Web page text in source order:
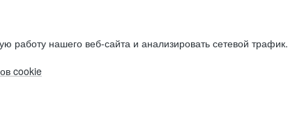
нашего веб-сайта и анализировать сетевой трафик.
cookie